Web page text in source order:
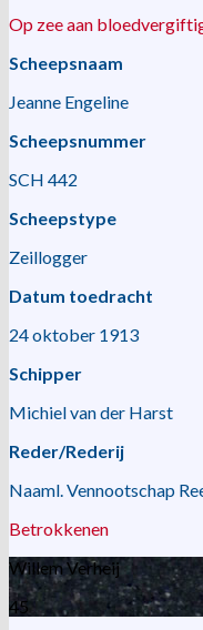
Op zee aan
Scheepsnaam
Jeanne Engeline
Scheepsnummer
SCH 442
Scheepstype
Zeillogger
Datum toedracht
24 oktober 1913
Schipper
Michiel van der Harst
Reder/Rederij
Naaml. Vennootschap
Betrokkenen
Willem Verheij
45